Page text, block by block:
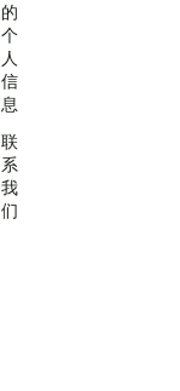
的
个
人
信
息
联
系
我
们